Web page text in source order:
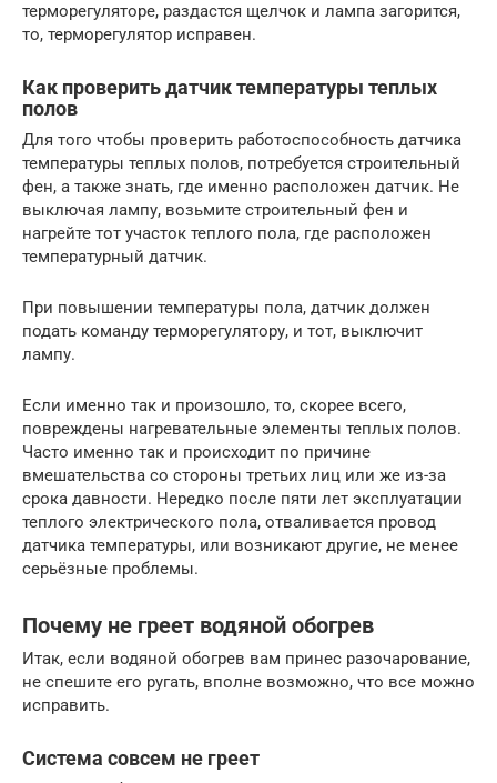
терморегуляторе, раздастся щелчок и лампа загорится,
то, терморегулятор исправен.
Как проверить датчик температуры теплых
полов
Для того чтобы проверить работоспособность датчика
температуры теплых полов, потребуется строительный
фен, а также знать, где именно расположен датчик. Не
выключая лампу, возьмите строительный фен и
нагрейте тот участок теплого пола, где расположен
температурный датчик.
При повышении температуры пола, датчик должен
подать команду терморегулятору, и тот, выключит
лампу.
Если именно так и произошло, то, скорее всего,
повреждены нагревательные элементы теплых полов.
Часто именно так и происходит по причине
вмешательства со стороны третьих лиц или же из-за
срока давности. Нередко после пяти лет эксплуатации
теплого электрического пола, отваливается провод
датчика температуры, или возникают другие, не менее
серьёзные проблемы.
Почему не греет водяной обогрев
Итак, если водяной обогрев вам принес разочарование,
не спешите его ругать, вполне возможно, что все можно
исправить.
Система совсем не греет